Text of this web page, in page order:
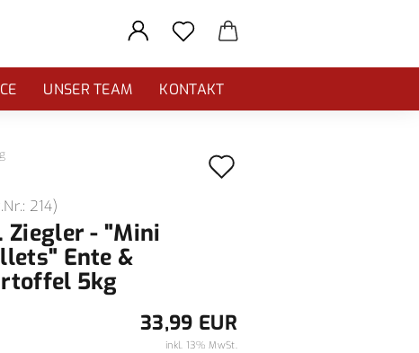
UNSER TEAM KONTAKT
214)
Ziegler - "Mini
Ente &
5kg
33,99 EUR
inkl. 13% MwSt.